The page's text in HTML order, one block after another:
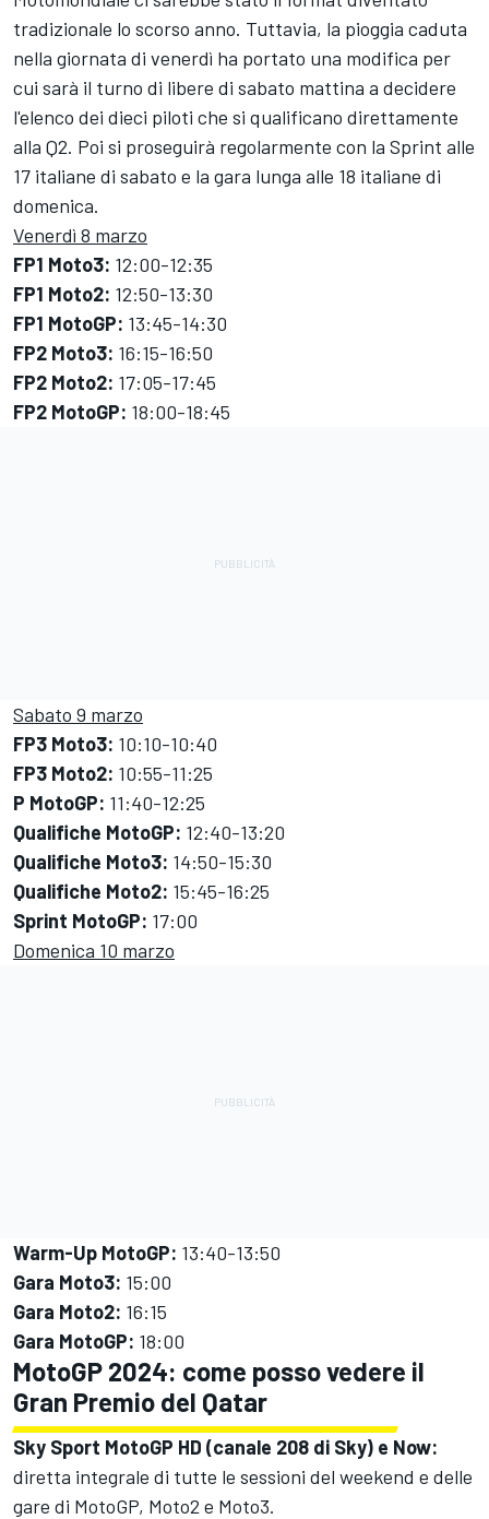
tradizionale lo scorso anno. Tuttavia, la pioggia caduta
nella giornata di venerdì ha portato una modifica per
cui sarà il turno di libere di sabato mattina a decidere
l'elenco dei dieci piloti che si qualificano direttamente
alla Q2. Poi si proseguirà regolarmente con la Sprint alle
17 italiane di sabato e la gara lunga alle 18 italiane di
domenica.
Venerdì 8 marzo
FP1 Moto3: 12:00-12:35
FP1 Moto2: 12:50-13:30
FP1 MotoGP: 13:45-14:30
FP2 Moto3: 16:15-16:50
FP2 Moto2: 17:05-17:45
FP2 MotoGP: 18:00-18:45
Sabato 9 marzo
FP3 Moto3: 10:10-10:40
FP3 Moto2: 10:55-11:25
P MotoGP: 11:40-12:25
Qualifiche MotoGP: 12:40-13:20
Qualifiche Moto3: 14:50-15:30
Qualifiche Moto2: 15:45-16:25
Sprint MotoGP: 17:00
Domenica 10 marzo
Warm-Up MotoGP: 13:40-13:50
Gara Moto3: 15:00
Gara Moto2: 16:15
Gara MotoGP: 18:00
MotoGP 2024: come posso vedere il
Gran Premio del Qatar
Sky Sport MotoGP HD (canale 208 di Sky) e Now:
diretta integrale di tutte le sessioni del weekend e delle
gare di MotoGP, Moto2 e Moto3.